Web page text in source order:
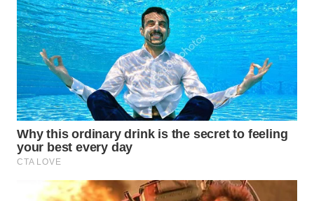
WN
PURWAKARTA
WN
PRIANGAN
TIMUR
WN